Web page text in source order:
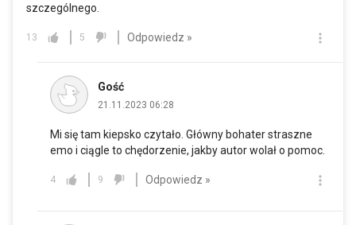
szczególnego.
13 5 Odpowiedz »
Gość
21.11.2023 06:28
Mi się tam kiepsko czytało. Główny bohater straszne
emo i ciągle to chędorzenie, jakby autor wolał o pomoc.
4 9 Odpowiedz »